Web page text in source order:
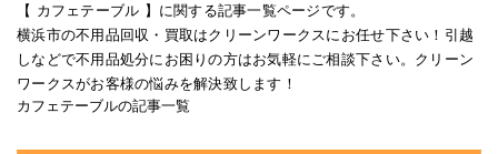
回収品目・料金
【 カフェテーブル 】に関する記事一覧ページです。
横浜市の不用品回収・買取はクリーンワークスにお任せ下さい！引越
しなどで不用品処分にお困りの方はお気軽にご相談下さい。クリーン
ワークスがお客様の悩みを解決致します！
カフェテーブルの記事一覧